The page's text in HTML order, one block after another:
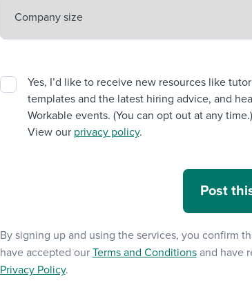
Yes, I’d like to receive new resources like
templates and the latest hiring advice, and
Workable events. (You can opt out at any time.)
View our privacy policy.
By signing up and using the services, you confirm
have accepted our Terms and Conditionsand have
Privacy Policy.